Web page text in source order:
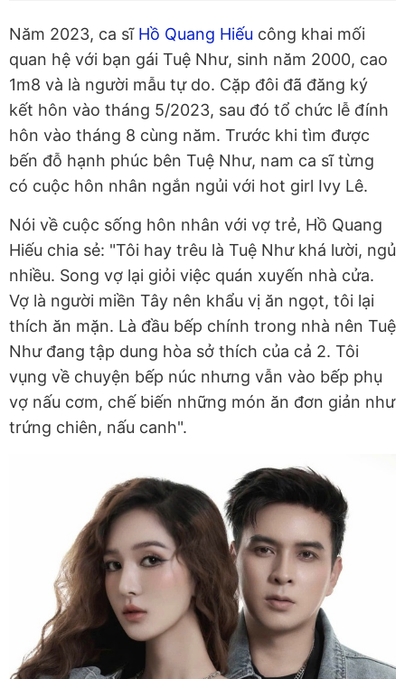
Năm 2023, ca sĩ Hồ Quang Hiếu công khai mối
quan hệ với bạn gái Tuệ Như, sinh năm 2000, cao
1m8 và là người mẫu tự do. Cặp đôi đã đăng ký
kết hôn vào tháng 5/2023, sau đó tổ chức lễ đính
hôn vào tháng 8 cùng năm. Trước khi tìm được
bến đỗ hạnh phúc bên Tuệ Như, nam ca sĩ từng
có cuộc hôn nhân ngắn ngủi với hot girl Ivy Lê.
Nói về cuộc sống hôn nhân với vợ trẻ, Hồ Quang
Hiếu chia sẻ: "Tôi hay trêu là Tuệ Như khá lười, ngủ
nhiều. Song vợ lại giỏi việc quán xuyến nhà cửa.
Vợ là người miền Tây nên khẩu vị ăn ngọt, tôi lại
thích ăn mặn. Là đầu bếp chính trong nhà nên Tuệ
Như đang tập dung hòa sở thích của cả 2. Tôi
vụng về chuyện bếp núc nhưng vẫn vào bếp phụ
vợ nấu cơm, chế biến những món ăn đơn giản như
trứng chiên, nấu canh".